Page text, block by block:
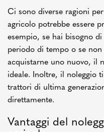
Ci sono diverse ragioni
agricolo potrebbe essere
esempio, se hai bisogno
periodo di tempo o se
acquistarne uno nuovo, il
ideale. Inoltre, il noleggio
trattori di ultima
direttamente.
Vantaggi del